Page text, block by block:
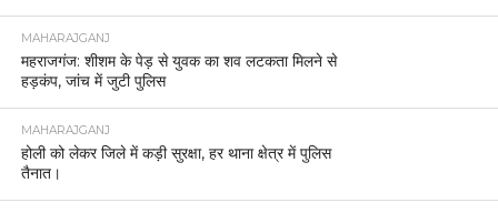
MAHARAJGANJ
महराजगंज: शीशम के पेड़ से युवक का शव लटकता मिलने से
हड़कंप, जांच में जुटी पुलिस
MAHARAJGANJ
होली को लेकर जिले में कड़ी सुरक्षा, हर थाना क्षेत्र में पुलिस
तैनात।